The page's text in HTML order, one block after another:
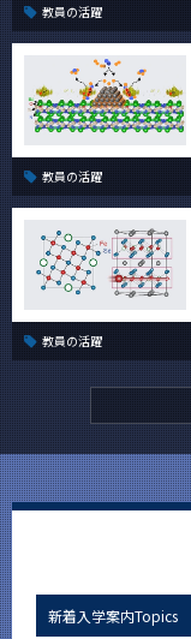
教員の活躍
教員の活躍
教員の活躍
新着入学案内Topics